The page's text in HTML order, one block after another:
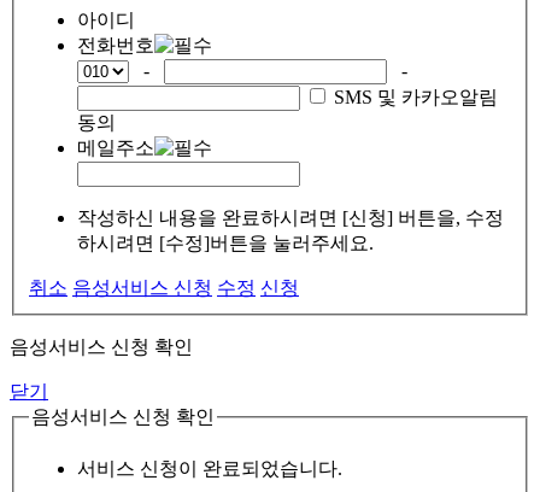
아이디
전화번호
-
-
SMS 및 카카오알림
동의
메일주소
작성하신 내용을 완료하시려면 [신청] 버튼을, 수정
하시려면 [수정]버튼을 눌러주세요.
취소 음성서비스 신청 수정 신청
음성서비스 신청 확인
닫기
음성서비스 신청 확인
서비스 신청이 완료되었습니다.